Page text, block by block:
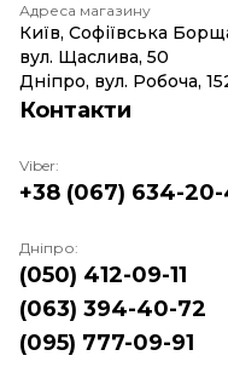
Адреса магазину
Київ, Софіївська
вул. Щаслива, 50
Дніпро, вул. Робоча,
Контакти
Viber:
+38 (067) 634-
Дніпро:
(050) 412-09-11
(063) 394-40-72
(095) 777-09-91